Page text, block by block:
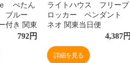
ぺたん
ブルー
付き 関東
792円
ライトハウス フリーブ
ロッカー ペンダント
ネオ 関東当日便
4,387円
詳細を見る